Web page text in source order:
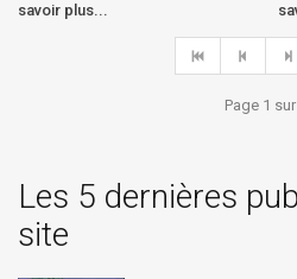
savoir plus...
Page 1
Les 5 dernières
site